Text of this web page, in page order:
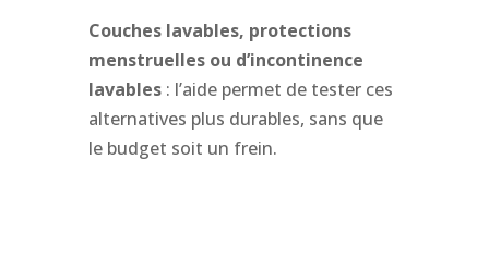
Couches lavables, protections
menstruelles ou d’incontinence
lavables: l’aide permet de tester ces
alternatives plus durables, sans que
le budget soit un frein.